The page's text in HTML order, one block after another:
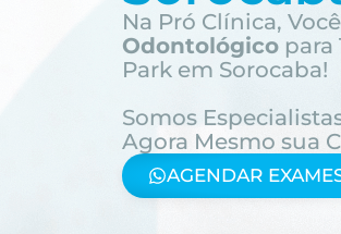
Na Pró Clínica,
Odontológico para
Park em Sorocaba!
Somos
Agora Mesmo sua
AGENDAR